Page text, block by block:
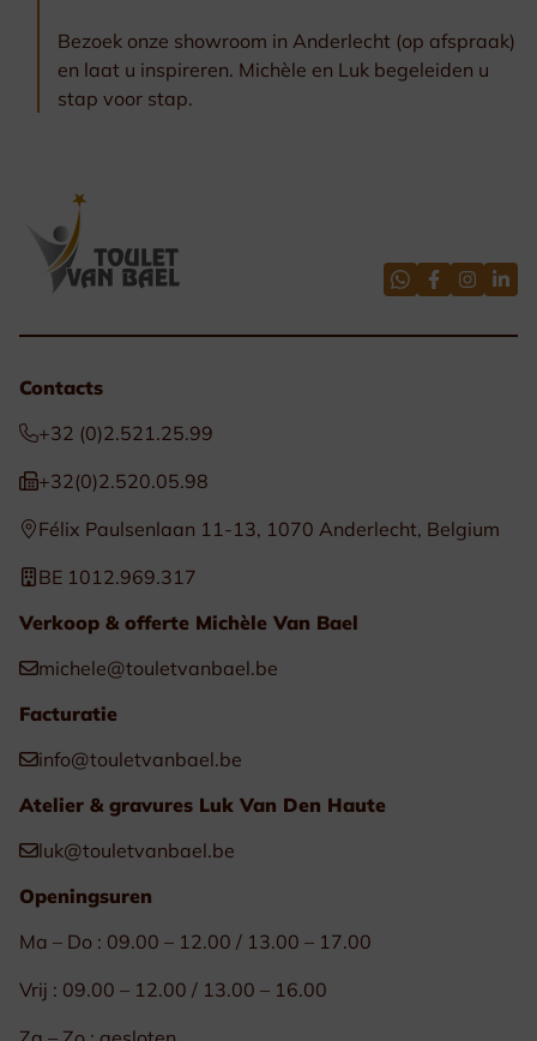
Bezoek onze showroom in Anderlecht (op afspraak)
en laat u inspireren. Michèle en Luk begeleiden u
stap voor stap.
Contacts
+32 (0)2.521.25.99
+32(0)2.520.05.98
Félix Paulsenlaan 11-13, 1070 Anderlecht, Belgium
BE 1012.969.317
Verkoop & offerte Michèle Van Bael
michele@touletvanbael.be
Facturatie
info@touletvanbael.be
Atelier & gravures Luk Van Den Haute
luk@touletvanbael.be
Openingsuren
Ma – Do : 09.00 – 12.00 / 13.00 – 17.00
Vrij : 09.00 – 12.00 / 13.00 – 16.00